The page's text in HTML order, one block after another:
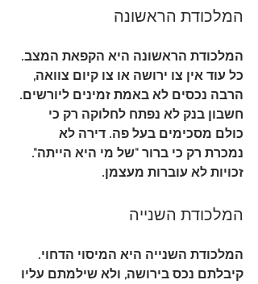
המלכודת הראשונה
המלכודת הראשונה היא הקפאת המצב.
כל עוד אין צו ירושה או צו קיום צוואה,
הרבה נכסים לא באמת זמינים ליורשים.
חשבון בנק לא נפתח לחלוקה רק כי
כולם מסכימים בעל פה. דירה לא
נמכרת רק כי ברור "של מי היא הייתה".
זכויות לא עוברות מעצמן.
המלכודת השנייה
המלכודת השנייה היא המיסוי הדחוי.
קיבלתם נכס בירושה, ולא שילמתם עליו